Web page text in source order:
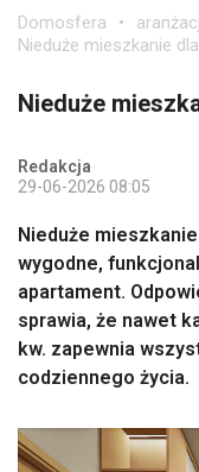
Domosfera
Nieduże mieszkanie
Nieduże
Redakcja
29-06-2026 08:05
Nieduże
wygodne,
apartament.
sprawia, że nawet
kw. zapewnia
codziennego życia.